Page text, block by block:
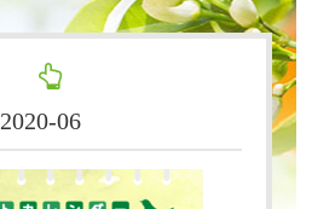
2020-06